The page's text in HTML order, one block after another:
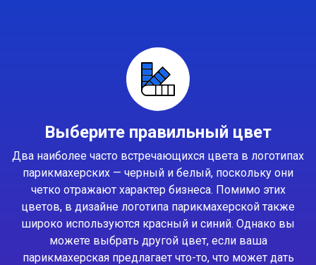
Выберите правильный цвет
Два наиболее часто встречающихся цвета в логотипах
парикмахерских — черный и белый, поскольку они
четко отражают характер бизнеса. Помимо этих
цветов, в дизайне логотипа парикмахерской также
широко используются красный и синий. Однако вы
можете выбрать другой цвет, если ваша
парикмахерская предлагает что-то, что может дать